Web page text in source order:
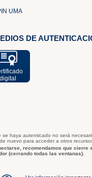
UMA
DE
digital
se haya autenticado no será
nuevo para acceder a otros
recomendamos que cierre
(cerrando todas las ventanas).